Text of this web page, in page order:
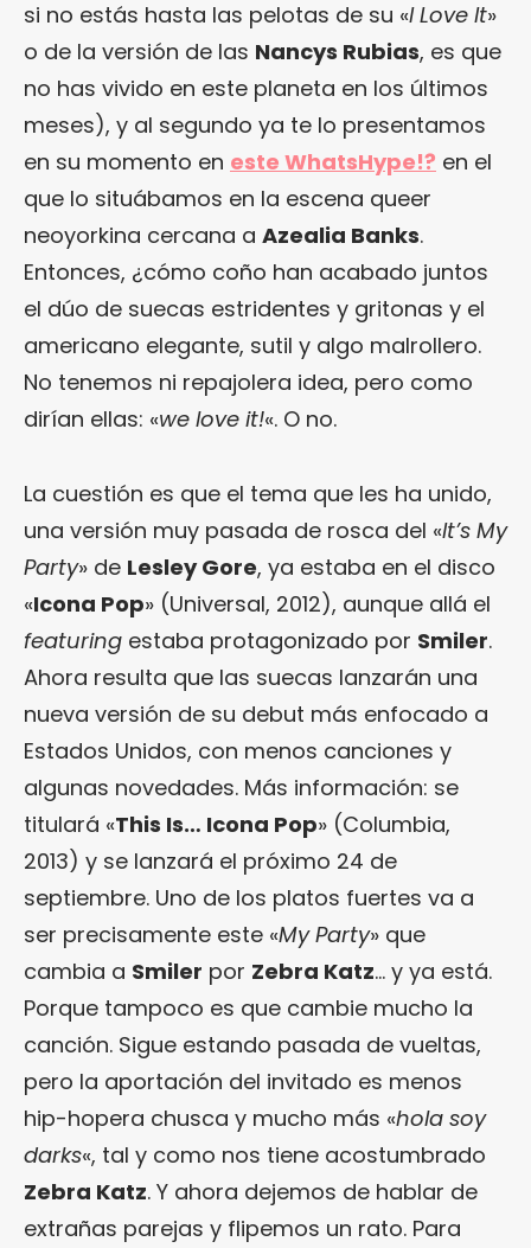
si no estás hasta las pelotas de su «I Love It»
o de la versión de las Nancys Rubias, es que
no has vivido en este planeta en los últimos
meses), y al segundo ya te lo presentamos
en su momento en este WhatsHype!? en el
que lo situábamos en la escena queer
neoyorkina cercana a Azealia Banks.
Entonces, ¿cómo coño han acabado juntos
el dúo de suecas estridentes y gritonas y el
americano elegante, sutil y algo malrollero.
No tenemos ni repajolera idea, pero como
dirían ellas: «we love it!«. O no.
La cuestión es que el tema que les ha unido,
una versión muy pasada de rosca del «It’s My
Party» de Lesley Gore, ya estaba en el disco
«Icona Pop» (Universal, 2012), aunque allá el
featuring estaba protagonizado por Smiler.
Ahora resulta que las suecas lanzarán una
nueva versión de su debut más enfocado a
Estados Unidos, con menos canciones y
algunas novedades. Más información: se
titulará «This Is… Icona Pop» (Columbia,
2013) y se lanzará el próximo 24 de
septiembre. Uno de los platos fuertes va a
ser precisamente este «My Party» que
cambia a Smiler por Zebra Katz… y ya está.
Porque tampoco es que cambie mucho la
canción. Sigue estando pasada de vueltas,
pero la aportación del invitado es menos
hip-hopera chusca y mucho más «hola soy
darks«, tal y como nos tiene acostumbrado
Zebra Katz. Y ahora dejemos de hablar de
extrañas parejas y flipemos un rato. Para